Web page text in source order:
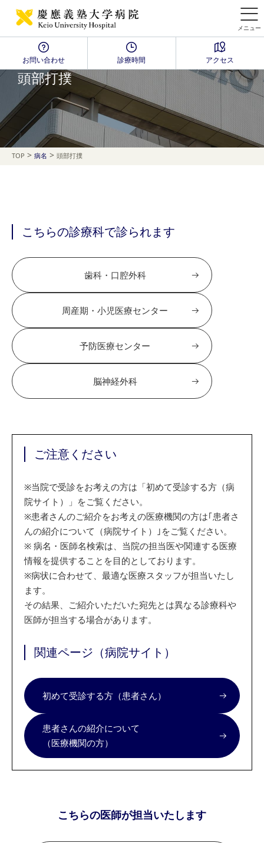
メニュー
お問い合わせ 診療時間 アクセス
Disease Name Search
頭部打撲
TOP > 病名 > 頭部打撲
こちらの診療科で診られます
歯科・口腔外科
周産期・小児医療センター
予防医療センター
脳神経外科
ご注意ください
※当院で受診をお考えの方は「初めて受診する方（病
院サイト）」をご覧ください。
※患者さんのご紹介をお考えの医療機関の方は｢患者さ
んの紹介について（病院サイト）｣をご覧ください。
※ 病名・医師名検索は、当院の担当医や関連する医療
情報を提供することを目的としております。
※病状に合わせて、最適な医療スタッフが担当いたし
ます。
その結果、ご紹介いただいた宛先とは異なる診療科や
医師が担当する場合があります。
関連ページ（病院サイト）
初めて受診する方（患者さん）
患者さんの紹介について
（医療機関の方）
こちらの医師が担当いたします